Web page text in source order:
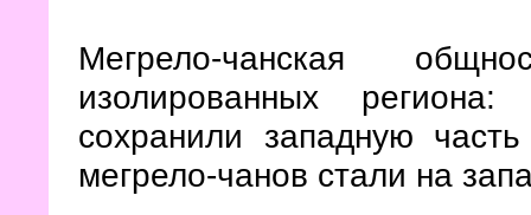
Мегрело-чанская
изолированных
сохранили западную
мегрело-чанов стали на